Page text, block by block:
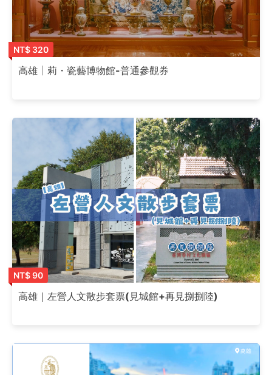
NT$ 320
高雄│莉・瓷藝博物館-普通參觀券
NT$ 90
高雄｜左營人文散步套票(見城館+再見捌捌陸)